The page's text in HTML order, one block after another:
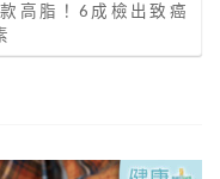
高脂！6成檢出致癌